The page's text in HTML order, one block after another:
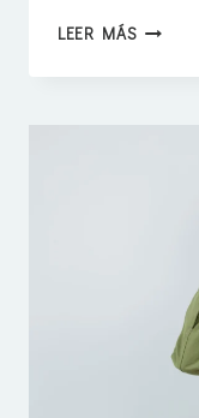
LEER MÁS¿CUÁNDO